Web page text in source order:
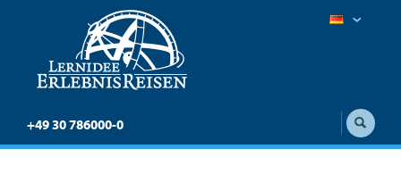
+49 30 786000-0